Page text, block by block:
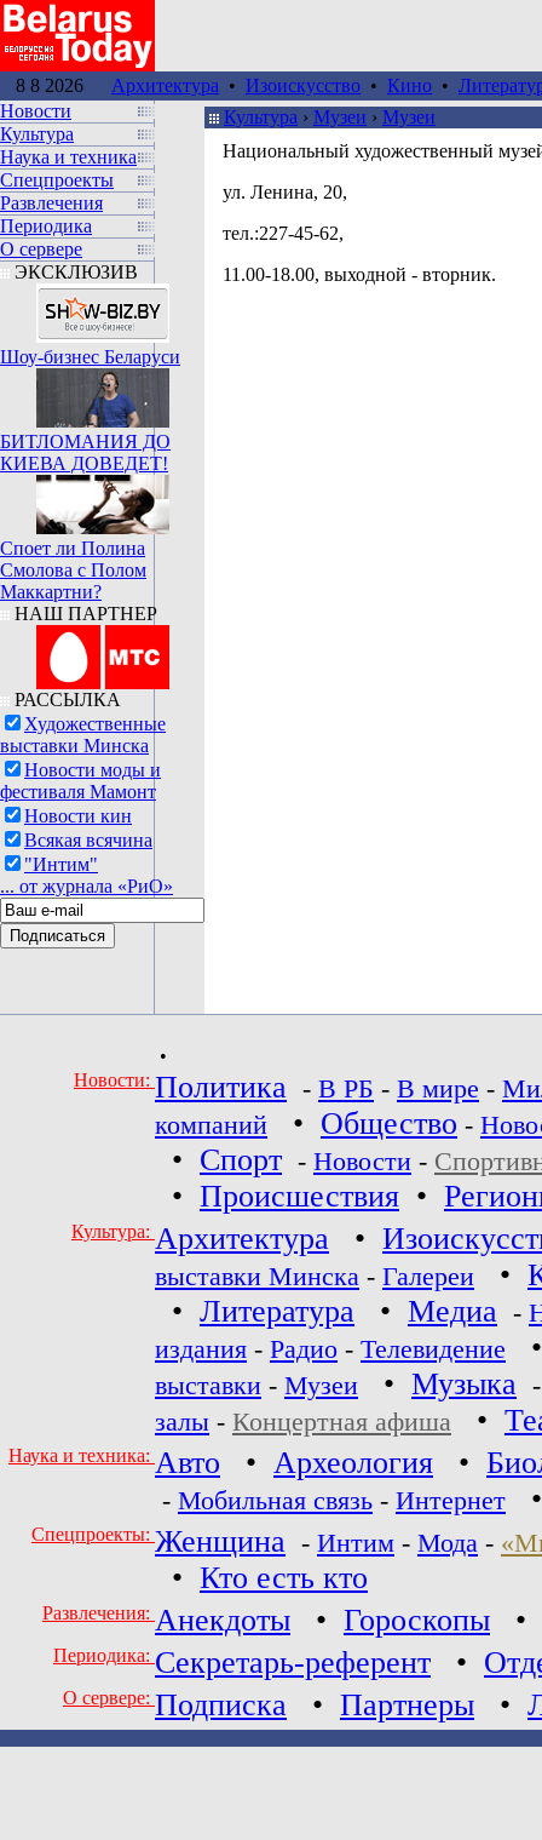
8 8 2026 Архитектура • Изоискусство • Кино •
Новости
Культура
Наука и техника
Спецпроекты
Развлечения
Периодика
О сервере
ЭКСКЛЮЗИВ
Шоу-бизнес Беларуси
БИТЛОМАНИЯ ДО
КИЕВА ДОВЕДЕТ!
Споет ли Полина
Смолова с Полом
Маккартни?
НАШ ПАРТНЕР
РАССЫЛКА
Художественные
выставки Минска
Новости моды и
фестиваля Мамонт
Новости кин
Всякая всячина
"Интим"
... от журнала «РиО»
Культура › Музеи › Музеи
Национальный художественный
ул. Ленина, 20,
тел.:227-45-62,
11.00-18.00, выходной - вторник.
•
Новости: Политика - В РБ - В мире -
компаний
• Общество -
• Спорт - Новости -
• Происшествия •
Культура: Архитектура •
выставки Минска - Галереи •
• Литература • Медиа -
издания - Радио - Телевидение
выставки - Музеи • Музыка
залы - Концертная афиша •
Наука и техника: Авто • Археология •
- Мобильная связь - Интернет
Спецпроекты: Женщина - Интим - Мода -
• Кто есть кто
Развлечения: Анекдоты • Гороскопы •
Периодика: Секретарь-референт •
О сервере: Подписка • Партнеры •